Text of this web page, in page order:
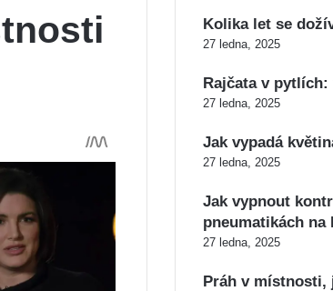
Kolika let se
27 ledna, 2025
Rajčata v
27 ledna, 2025
Jak vypadá
27 ledna, 2025
Jak vypnout
pneumatikách na
27 ledna, 2025
Práh v místnosti,